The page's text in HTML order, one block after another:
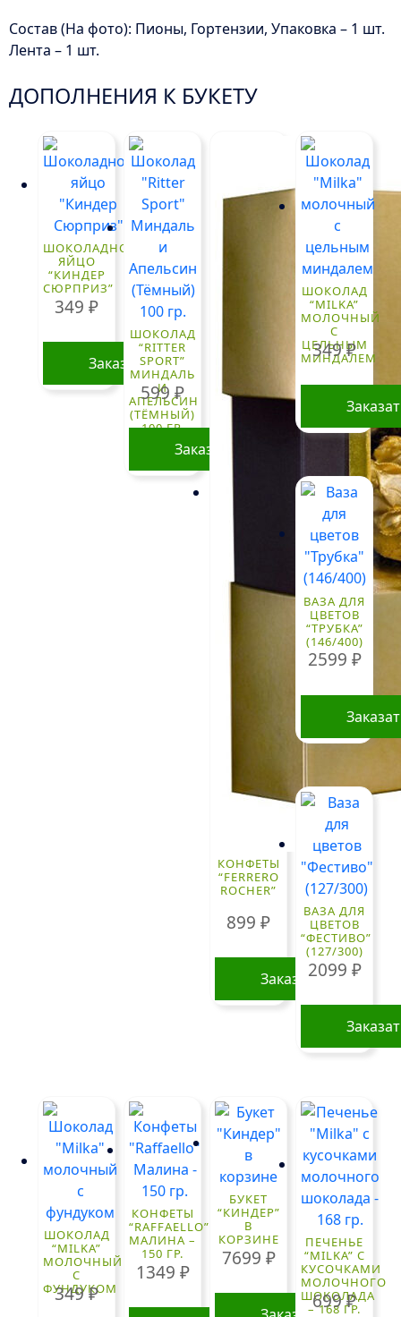
Состав (На фото): Пионы, Гортензии, Упаковка – 1 шт.
Лента – 1 шт.
ДОПОЛНЕНИЯ К БУКЕТУ
ШОКОЛАДНОЕ
ЯЙЦО
“КИНДЕР
СЮРПРИЗ”
349₽
Заказать
ШОКОЛАД
“RITTER
SPORT”
МИНДАЛЬ
И
АПЕЛЬСИН
(ТЁМНЫЙ)
100 ГР.
599₽
Заказать
КОНФЕТЫ
“FERRERO
ROCHER”
899₽
Заказать
ШОКОЛАД
“MILKA”
МОЛОЧНЫЙ
С
ЦЕЛЬНЫМ
МИНДАЛЕМ
349₽
ВАЗА ДЛЯ
ЦВЕТОВ
“ТРУБКА”
(146/400)
2599 ₽
ВАЗА ДЛЯ
ЦВЕТОВ
“ФЕСТИВО”
(127/300)
2099 ₽
ШОКОЛАД
“MILKA”
МОЛОЧНЫЙ
С
ФУНДУКОМ
349₽
КОНФЕТЫ
“RAFFAELLO”
МАЛИНА –
150 ГР.
1349 ₽
БУКЕТ
“КИНДЕР”
В
КОРЗИНЕ
7699 ₽
ПЕЧЕНЬЕ
“MILKA” С
КУСОЧКАМИ
МОЛОЧНОГО
ШОКОЛАДА
– 168 ГР.
699₽